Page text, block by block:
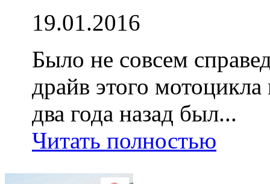
19.01.2016
Было не совсем
драйв этого
два года назад был...
Читать полностью